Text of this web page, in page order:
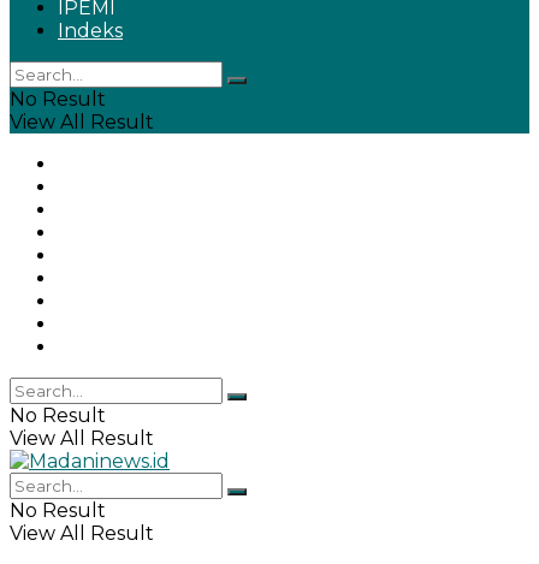
IPEMI
Indeks
No Result
View All Result
No Result
View All Result
No Result
View All Result